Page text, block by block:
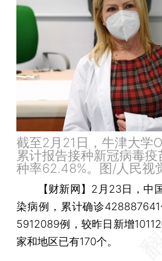
截至2月21日，牛津大学
累计报告接种新冠病毒
种率62.48%。图/人民视
【财新网】 2月23日，中
染病例，累计确诊
5912089例，较昨日新增
家和地区已有170个。